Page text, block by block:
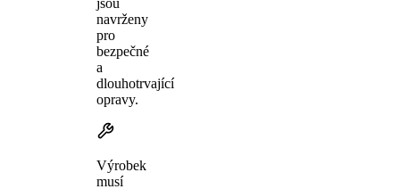
navrženy
pro
bezpečné
a
dlouhotrvající
opravy.
Výrobek
musí